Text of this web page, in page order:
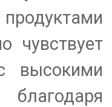
чувствует
высокими